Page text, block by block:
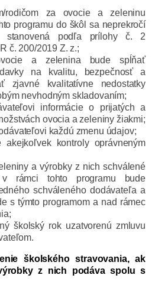
rodičom za ovocie a zeleninu
programu do škôl sa neprekročí
stanovená podľa prílohy č. 2
č. 200/2019 Z. z.;
a zelenina bude spĺňať
na kvalitu, bezpečnosť a
zjavné kvalitatívne nedostatky
nevhodným skladovaním;
informácie o prijatých a
ovocia a zeleniny žiakmi;
každú zmenu údajov;
akejkoľvek kontroly oprávneným
a výrobky z nich schválené
rámci tohto programu bude
schváleného dodávateľa a
s týmto programom a nad rámec
školský rok uzatvorenú zmluvu
školského stravovania, ak
z nich podáva spolu s